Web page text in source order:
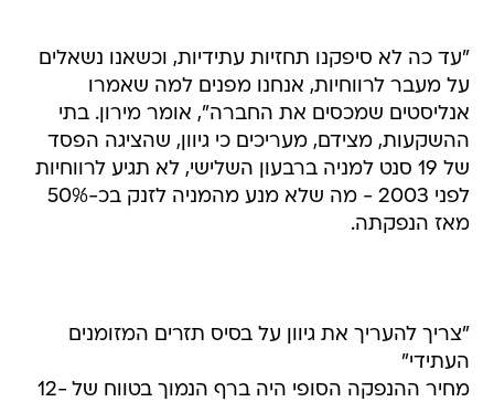
"עד כה לא סיפקנו תחזיות עתידיות, וכשאנו נשאלים
על מעבר לרווחיות, אנחנו מפנים למה שאמרו
אנליסטים שמכסים את החברה", אומר מירון. בתי
ההשקעות, מצידם, מעריכים כי גיוון, שהציגה הפסד
של 19 סנט למניה ברבעון השלישי, לא תגיע לרווחיות
לפני 2003 - מה שלא מנע מהמניה לזנק בכ-50%
מאז הנפקתה.
"צריך להעריך את גיוון על בסיס תזרים המזומנים
העתידי"
מחיר ההנפקה הסופי היה ברף הנמוך בטווח של 12-